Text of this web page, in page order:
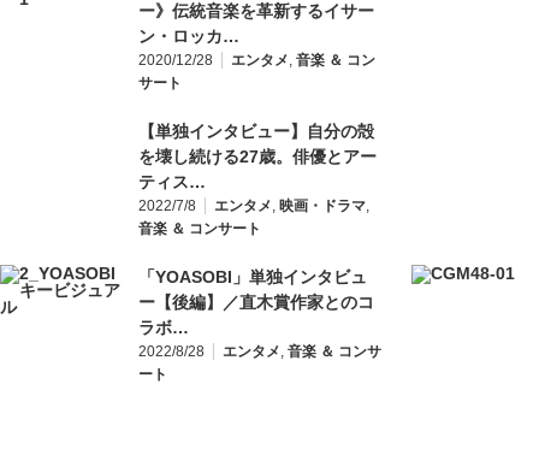
ー》伝統音楽を革新するイサー
ン・ロッカ…
2020/12/28 エンタメ, 音楽 ＆ コン
サート
【単独インタビュー】自分の殻
を壊し続ける27歳。俳優とアー
ティス…
2022/7/8 エンタメ, 映画・ドラマ,
音楽 ＆ コンサート
「YOASOBI」単独インタビュ
ー【後編】／直木賞作家とのコ
ラボ…
2022/8/28 エンタメ, 音楽 ＆ コンサ
ート